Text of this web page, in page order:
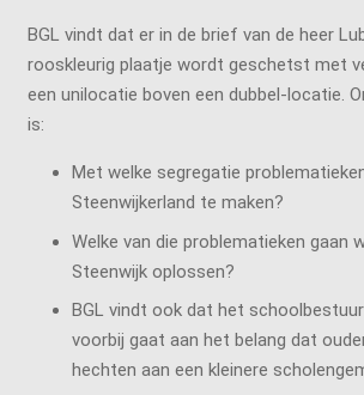
BGL vindt dat er in de brief van de heer
rooskleurig plaatje wordt geschetst met
een unilocatie boven een dubbel-locatie.
is:
Met welke segregatie
Steenwijkerland te maken?
Welke van die problematieken gaan
Steenwijk oplossen?
BGL vindt ook dat het
voorbij gaat aan het belang dat
hechten aan een kleinere